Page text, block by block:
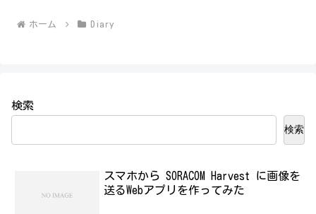
ホーム Diary
検索
検索
スマホから SORACOM Harvest に画像を
送るWebアプリを作ってみた